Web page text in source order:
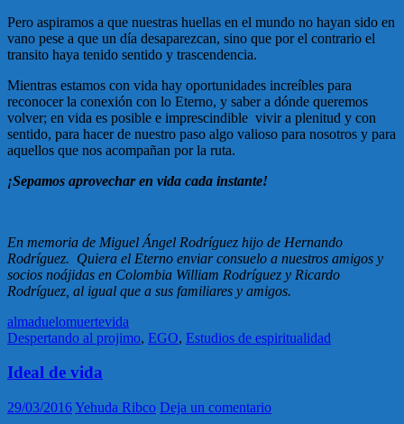
Pero aspiramos a que nuestras huellas en el mundo no hayan sido en
vano pese a que un día desaparezcan, sino que por el contrario el
transito haya tenido sentido y trascendencia.
Mientras estamos con vida hay oportunidades increíbles para
reconocer la conexión con lo Eterno, y saber a dónde queremos
volver; en vida es posible e imprescindible vivir a plenitud y con
sentido, para hacer de nuestro paso algo valioso para nosotros y para
aquellos que nos acompañan por la ruta.
¡Sepamos aprovechar en vida cada instante!
En memoria de Miguel Ángel Rodríguez hijo de Hernando
Rodríguez. Quiera el Eterno enviar consuelo a nuestros amigos y
socios noájidas en Colombia William Rodríguez y Ricardo
Rodríguez, al igual que a sus familiares y amigos.
almaduelomuertevida
Despertando al projimo, EGO, Estudios de espiritualidad
Ideal de vida
29/03/2016Yehuda Ribco Deja un comentario